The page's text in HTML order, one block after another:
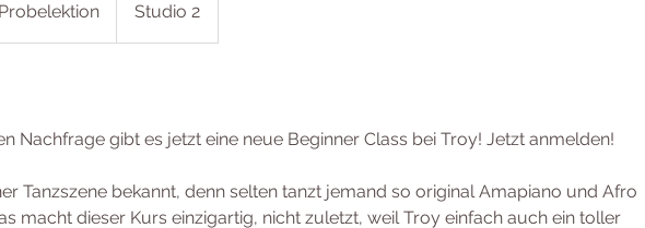
Studio 2
Nachfrage gibt es jetzt eine neue Beginner Class bei Troy! Jetzt anmelden!
Tanzszene bekannt, denn selten tanzt jemand so original Amapiano und Afro
macht dieser Kurs einzigartig, nicht zuletzt, weil Troy einfach auch ein toller